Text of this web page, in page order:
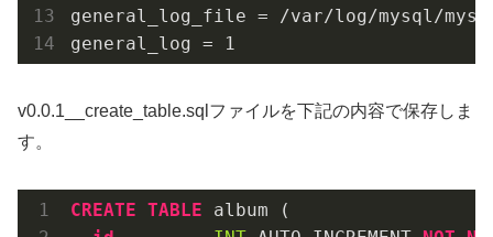
general_log_file
general_log = 1
v0.0.1__create_table.sqlファイルを下記の内容で保存しま
す。
CREATE TABLE album (